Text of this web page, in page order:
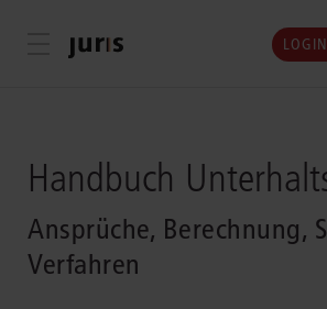
Menü öffnen LOGIN
Handbuch
Ansprüche, Berechnung,
Verfahren